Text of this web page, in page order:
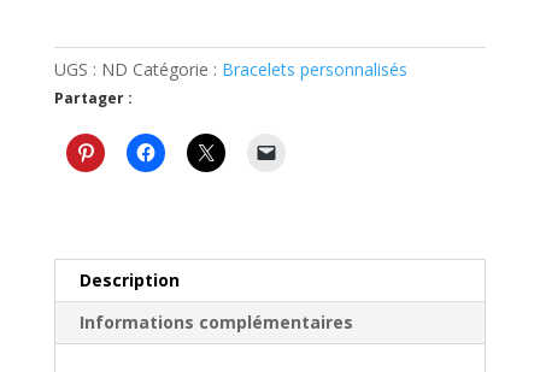
cadeau
pour
maman
UGS : ND Catégorie : Bracelets personnalisés
Partager :
Description
Informations complémentaires